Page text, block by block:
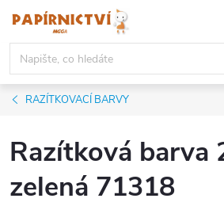
obsah
RAZÍTKOVACÍ BARVY
Razítková barva
zelená 71318